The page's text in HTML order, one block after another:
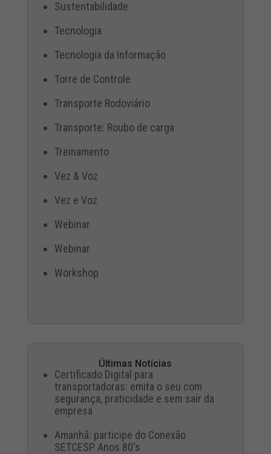
Sustentabilidade
Tecnologia
Tecnologia da Informação
Torre de Controle
Transporte Rodoviário
Transporte: Roubo de carga
Treinamento
Vez & Voz
Vez e Voz
Webinar
Webinar
Workshop
Últimas Notícias
Certificado Digital para
transportadoras: emita o seu com
segurança, praticidade e sem sair da
empresa
Amanhã: participe do Conexão
SETCESP Anos 80's